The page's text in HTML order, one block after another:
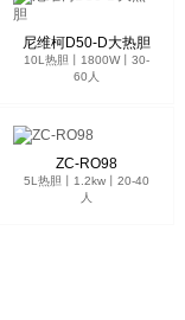
尼维柯D50-D大热胆
10L热胆丨1800W丨30-
60人
ZC-RO98
5L热胆丨1.2kw丨20-40
人